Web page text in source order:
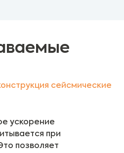
сейсмические
ускорение
при
позволяет